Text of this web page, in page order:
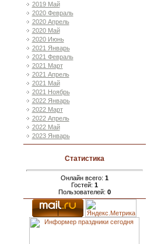
2019 Май
2020 Февраль
2020 Апрель
2020 Май
2020 Июнь
2021 Январь
2021 Февраль
2021 Март
2021 Апрель
2021 Май
2021 Ноябрь
2022 Январь
2022 Март
2022 Апрель
2022 Май
2023 Январь
Статистика
Онлайн всего: 1
Гостей: 1
Пользователей: 0